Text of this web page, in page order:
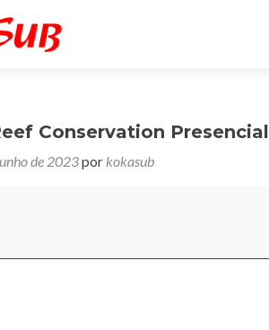
Conservation Presencial
de 2023por kokasub